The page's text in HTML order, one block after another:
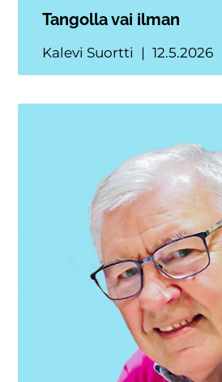
Tangolla vai ilman
Kalevi Suortti 12.5.2026